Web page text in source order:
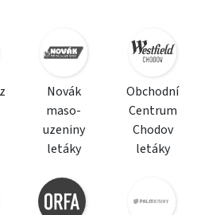
Novák
maso-
uzeniny
letáky
Obchodní
Centrum
Chodov
letáky